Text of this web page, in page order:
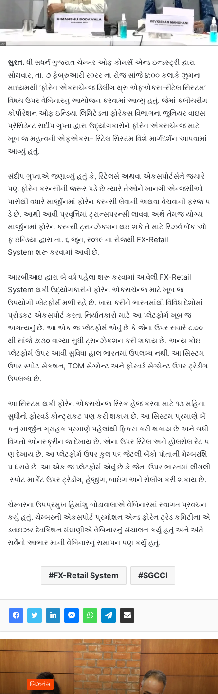
સુરત. ધી સધર્ન ગુજરાત ચેમ્બર ઓફ કોમર્સ એન્ડ ઇન્ડસ્ટ્રી દ્વારા
સોમવાર, તા. ૭ ફેબ્રુઆરી ર૦રર ના રોજ સાંજે ૪:૦૦ કલાકે ઝુમના
માધ્યમથી ‘ફોરેન એકસચેન્જ ડિલીંગ થ્રુ એફએકસ-રીટેલ સિસ્ટમ’
વિષય ઉપર વેબિનારનું આયોજન કરવામાં આવ્યું હતું. જેમાં કલીયરીંગ
કોર્પોરેશન ઓફ ઇન્ડિયા લિમિટેડના ફોરેકસ વિભાગના જુનિયર વાઇસ
પ્રેસિડેન્ટ સંદીપ ગુપ્તા દ્વારા ઉદ્યોગકારોને ફોરેન એકસચેન્જ માટે
ખૂબ જ મહત્વની એફએકસ– રિટેલ સિસ્ટમ વિશે માર્ગદર્શન આપવામાં
આવ્યું હતું.
સંદીપ ગુપ્તાએ જણાવ્યું હતું કે, રિટેલર્સ અથવા એકસપોર્ટર્સને જ્યારે
પણ ફોરેન કરન્સીની જરૂર પડે છે ત્યારે તેઓને ખાનગી એન્જસીઓ
પાસેથી વધારે માર્જીનમાં ફોરેન કરન્સી લેવાની અથવા વેચવાની ફરજ પ
ડે છે. આથી આવી પ્રવૃત્તિમાં ટ્રાન્સપરન્સી લાવવા અર્થે તેમજ યોગ્ય
માર્જીનમાં ફોરેન કરન્સી ટ્રાન્ઝેકશન થઇ શકે તે માટે રિઝર્વ બેંક ઓ
ફ ઇન્ડિયા દ્વારા તા. ૬ જૂન, ર૦૧૯ ના રોજથી FX-Retail
System શરૂ કરવામાં આવી છે.
આરબીઆઇ દ્વારા બે વર્ષ પહેલા શરૂ કરવામાં આવેલી FX-Retail
System થકી ઉદ્યોગકારોને ફોરેન એકસચેન્જ માટે ખૂબ જ
ઉપયોગી પ્લેટફોર્મ મળી રહે છે. ખાસ કરીને ભારતમાંથી વિવિધ દેશોમાં
પ્રોડકટ એકસપોર્ટ કરતા નિર્યાતકારો માટે આ પ્લેટફોર્મ ખૂબ જ
અગત્યનું છે. આ એક જ પ્લેટફોર્મ એવું છે કે જેના ઉપર સવારે ૮:૦૦
થી સાંજે ૭:૩૦ વાગ્યા સુધી ટ્રાન્ઝેકશન કરી શકાય છે. અન્ય કોઇ
પ્લેટફોર્મ ઉપર આવી સુવિધા હાલ ભારતમાં ઉપલબ્ધ નથી. આ સિસ્ટમ
ઉપર સ્પોટ સેકશન, TOM સેગ્મેન્ટ અને ફોરવર્ડ સેગ્મેન્ટ ઉપર ટ્રેડીંગ
ઉપલબ્ધ છે.
આ સિસ્ટમ થકી ફોરેન એકસચેન્જ રિસ્ક હેજ કરવા માટે ૧૩ મહિના
સુધીનો ફોરવર્ડ કોન્ટ્રાકટ પણ કરી શકાય છે. આ સિસ્ટમ પ્રમાણે બેં
કનું માર્જીન ગ્રાહક પ્રમાણે પહેલાંથી ફિકસ કરી શકાય છે અને બધી
વિગતો ઓનસ્ક્રીન જ દેખાય છે. એના ઉપર રિટેલ અને હોલસેલ રેટ પ
ણ દેખાય છે. આ પ્લેટફોર્મ ઉપર કુલ પ૬ જેટલી બેંકો પોતાની મેમ્બરશિ
પ ધરાવે છે. આ એક જ પ્લેટફોર્મ એવું છે કે જેના ઉપર ભારતમાં લીગલી
સ્પોટ માર્કેટ ઉપર ટ્રેડીંગ, હેજીંગ, બાઇંગ અને સેલીંગ કરી શકાય છે.
ચેમ્બરના ઉપપ્રમુખ હિમાંશુ બોડાવાલાએ વેબિનારમાં સ્વાગત પ્રવચન
કર્યું હતું. ચેમ્બરની એકસપોર્ટ પ્રમોશન એન્ડ ફોરેન ટ્રેડ કમિટીના એ
ડવાઇઝર દેવકિશન મંઘાણીએ વેબિનારનું સંચાલન કર્યું હતું અને અંતે
સર્વેનો આભાર માની વેબિનારનું સમાપન પણ કર્યું હતું.
FX-Retail System SGCCI
બિઝનેસ